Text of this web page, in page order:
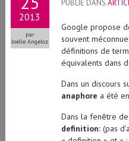
2013
par
Joelle Angeloz
PUBLIÉ DANS
Google propose
souvent
définitions de
équivalents dans
Dans un discours
anaphore a été
Dans la fenêtre
definition: (pas